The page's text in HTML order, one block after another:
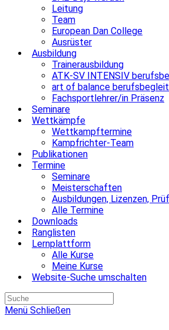
Leitung
Team
European Dan College
Ausrüster
Ausbildung
Trainerausbildung
ATK-SV INTENSIV
art of balance
Fachsportlehrer/in Präsenz
Seminare
Wettkämpfe
Wettkampftermine
Kampfrichter-Team
Publikationen
Termine
Seminare
Meisterschaften
Ausbildungen, Lizenzen,
Alle Termine
Downloads
Ranglisten
Lernplattform
Alle Kurse
Meine Kurse
Website-Suche umschalten
Menü Schließen